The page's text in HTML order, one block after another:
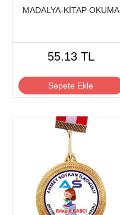
MADALYA-KİTAP OKUMA
55.13 TL
Sepete Ekle